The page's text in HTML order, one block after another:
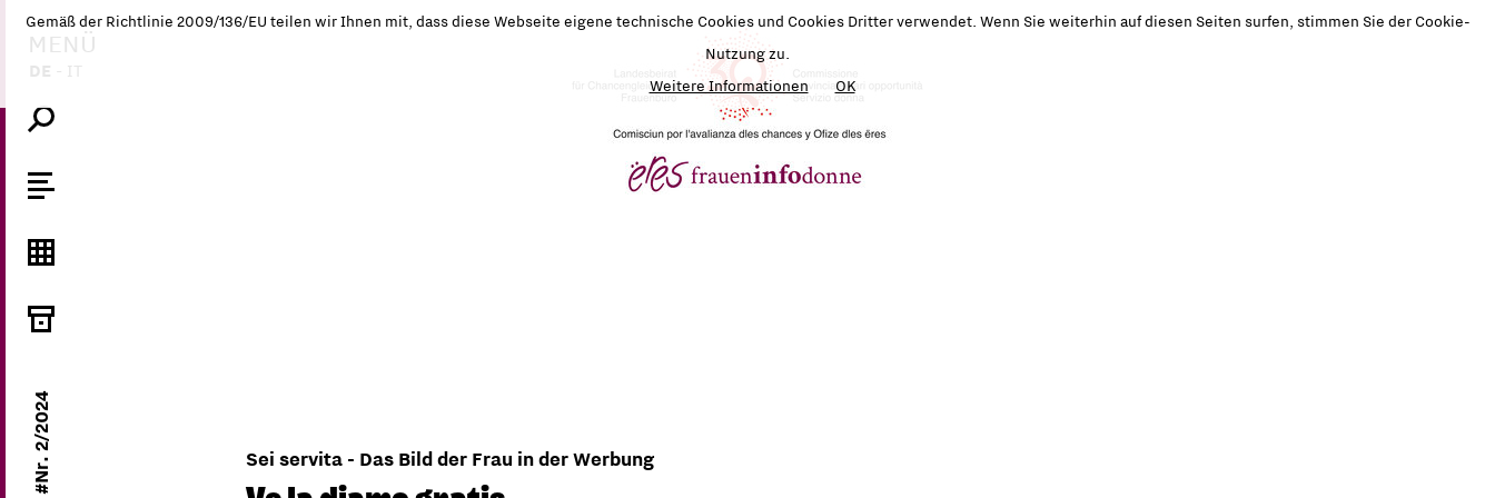
MENÜ
DE - IT
#Nr. 2/2024 Sei servita - Das Bild der Frau in der Werbung
Gemäß der Richtlinie 2009/136/EU teilen wir Ihnen mit, dass diese Webseite eigene technische Cookies und Cookies Dritter verwendet. Wenn Sie weiterhin auf diesen Seiten surfen, stimmen Sie der Cookie-
Nutzung zu.
Weitere Informationen
OK